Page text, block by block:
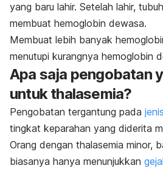
yang baru lahir. Setelah lahir,
membuat hemoglobin dewasa.
Membuat lebih banyak
menutupi kurangnya hemoglobin
Apa saja pengobatan
untuk thalasemia?
Pengobatan tergantung pada
tingkat keparahan yang diderita
Orang dengan thalasemia minor,
biasanya hanya menunjukkan